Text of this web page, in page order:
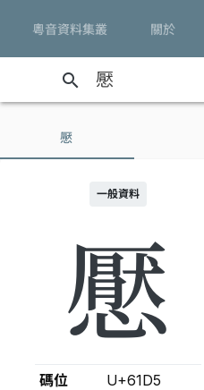
粵音資料集叢 關於
search
懕
一般資料
懕
碼位
U+61D5